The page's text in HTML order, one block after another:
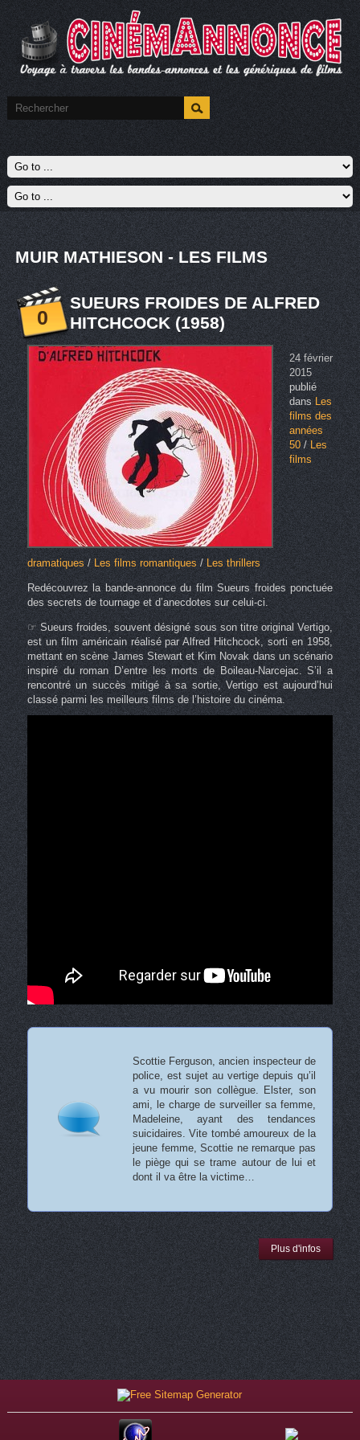
MUIR MATHIESON - LES FILMS
0
SUEURS FROIDES DE ALFRED
HITCHCOCK (1958)
24 février
2015
publié
dansLes
films des
années
50/ Les
films
dramatiques/Les films romantiques/ Les thrillers
Redécouvrez la bande-annonce du film Sueurs froides ponctuée
des secrets de tournage et d’anecdotes sur celui-ci.
☞ Sueurs froides, souvent désigné sous son titre original Vertigo,
est un film américain réalisé par Alfred Hitchcock, sorti en 1958,
mettant en scène James Stewart et Kim Novak dans un scénario
inspiré du roman D’entre les morts de Boileau-Narcejac. S’il a
rencontré un succès mitigé à sa sortie, Vertigo est aujourd’hui
classé parmi les meilleurs films de l’histoire du cinéma.
Scottie Ferguson, ancien inspecteur de
police, est sujet au vertige depuis qu’il
a vu mourir son collègue. Elster, son
ami, le charge de surveiller sa femme,
Madeleine, ayant des tendances
suicidaires. Vite tombé amoureux de la
jeune femme, Scottie ne remarque pas
le piège qui se trame autour de lui et
dont il va être la victime…
Plus d'infos